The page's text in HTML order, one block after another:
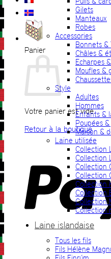
Panier
Votre panier est vide.
Retour à la boutique
Gilets
Manteaux
Robes
Accessories
Bonnets &
Châles &
Echarpes
Moufles &
Style
Adultes
Hommes
Enfants &
Poupées
Maison &
Laine utilisée
Collection
Collection
Collection
Collection
Collection
Collection
Collection
Collection
Laine islandaise
Tous les fils
Fils Hélène